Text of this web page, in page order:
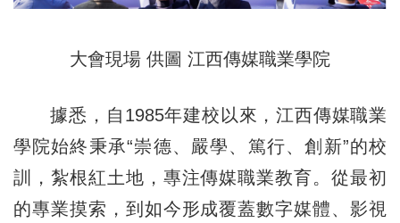
大會現場 供圖 江西傳媒職業學院
據悉，自1985年建校以來，江西傳媒職業
學院始終秉承“崇德、嚴學、篤行、創新”的校
訓，紮根紅土地，專注傳媒職業教育。從最初
的專業摸索，到如今形成覆蓋數字媒體、影視